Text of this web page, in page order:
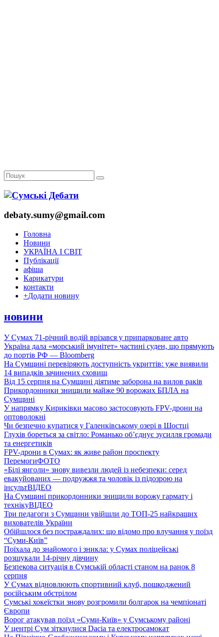
debaty.sumy@gmail.com
Головна
Новини
УКРАЇНА І СВІТ
Публікації
афіша
Карикатури
контакти
+Додати новину
новини
У Сумах 71-річний водій врізався у припарковане авто
Україна дала «морський імунітет» частині суден, що прямують
до портів РФ — Bloomberg
На Сумщині перевіряють доступність укриттів: уже виявили
14 випадків зачинених сховищ
Від 15 серпня на Сумщині діятиме заборона на вилов раків
Прикордонники знищили майже 90 ворожих БПЛА на
Сумщині
У напрямку Кириківки масово застосовують FPV-дрони на
оптоволокні
Чи безпечно купатися у Галенківському озері в Шостці
Глухів бореться за світло: Романько об’єднує зусилля громади
та енергетиків
FPV-дрони в Сумах: як живе район проспекту
ПеремогиФОТО
«Білі янголи» знову вивезли людей із небезпеки: серед
евакуйованих — подружжя та чоловік із підозрою на
інсультВІДЕО
На Сумщині прикордонники знищили ворожу гармату і
технікуВІДЕО
Три педагоги з Сумщини увійшли до ТОП-25 найкращих
вихователів України
Обійшлося без постраждалих: що відомо про влучання у поїзд
“Суми-Київ”
Поїхала до знайомого і зникла: у Сумах поліцейські
розшукали 14-річну дівчину
Безпекова ситуація в Сумській області станом на ранок 8
серпня
У Сумах відновлюють спортивний клуб, пошкоджений
російським обстрілом
Сумські хокеїстки знову розгромили болгарок на чемпіонаті
Європи
Ворог атакував поїзд «Суми-Київ» у Сумському районі
У центрі Сум зіткнулися Dacia та електросамокат